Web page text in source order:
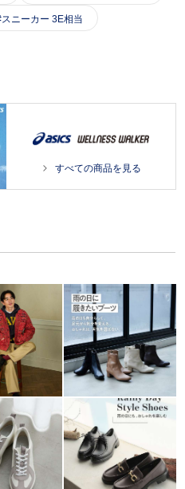
スニーカー 3E相当
すべての商品を見る